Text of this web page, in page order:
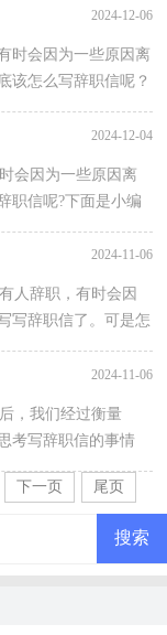
2024-12-06
时会因为一些原因离
该怎么写辞职信呢？
助到...
2024-12-04
会因为一些原因离
职信呢?下面是小编
2024-11-06
人辞职，有时会因
写辞职信了。可是怎
理的幼儿...
2024-11-06
，我们经过衡量
考写辞职信的事情
下一页 尾页